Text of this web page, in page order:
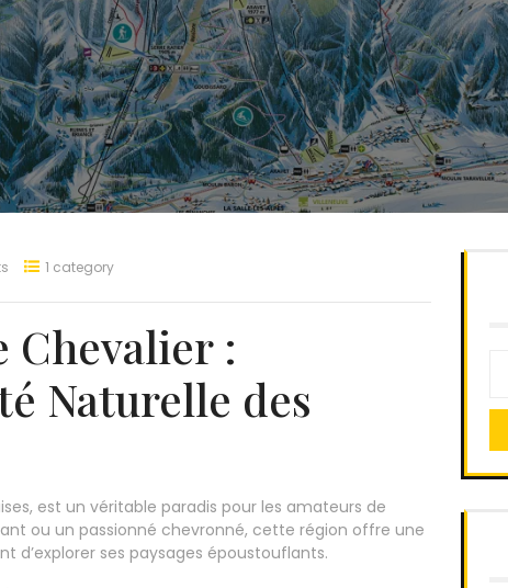
1 category
Chevalier :
Naturelle des
est un véritable paradis pour les amateurs de
ou un passionné chevronné, cette région offre une
d’explorer ses paysages époustouflants.